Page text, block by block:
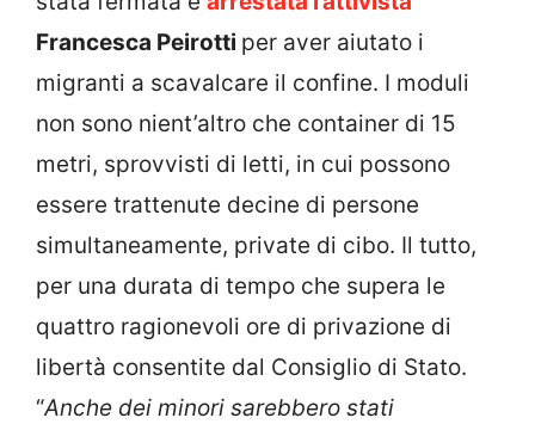
Francesca Peirotti per aver aiutato i
migranti a scavalcare il confine. I moduli
non sono nient’altro che container di 15
metri, sprovvisti di letti, in cui possono
essere trattenute decine di persone
simultaneamente, private di cibo. Il tutto,
per una durata di tempo che supera le
quattro ragionevoli ore di privazione di
libertà consentite dal Consiglio di Stato.
“Anche dei minori sarebbero stati